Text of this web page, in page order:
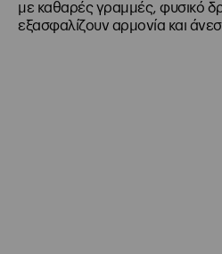
με καθαρές γραμμές, φυσικό
εξασφαλίζουν αρμονία και